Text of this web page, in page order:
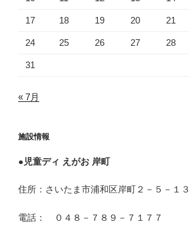
17 18 19 20 21
24 25 26 27 28
31
« 7月
施設情報
● 児童ディ えがお 岸町
住所：さいたま市浦和区岸町２－５－１３
電話： ０４８－７８９－７１７７